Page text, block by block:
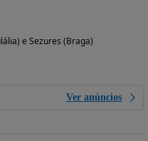
e Sezures (Braga)
Ver anúncios